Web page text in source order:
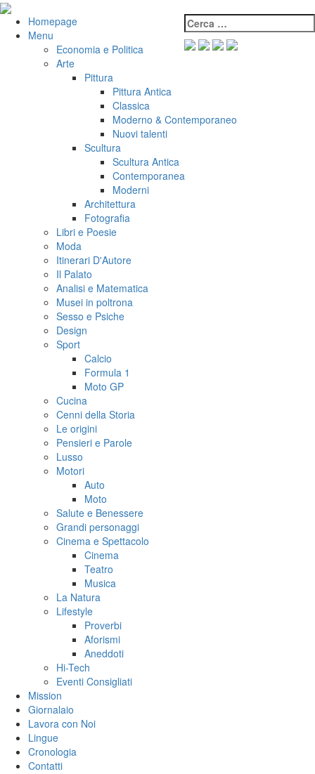
Salta
contenuto
VeniVidiVici Cerca:
Homepage
Menu
Economia e Politica
Arte
Pittura
Pittura Antica
Classica
Moderno & Contemporaneo
Nuovi talenti
Scultura
Scultura Antica
Contemporanea
Moderni
Architettura
Fotografia
Libri e Poesie
Moda
Itinerari D'Autore
Il Palato
Analisi e Matematica
Musei in poltrona
Sesso e Psiche
Design
Sport
Calcio
Formula 1
Moto GP
Cucina
Cenni della Storia
Le origini
Pensieri e Parole
Lusso
Motori
Auto
Moto
Salute e Benessere
Grandi personaggi
Cinema e Spettacolo
Cinema
Teatro
Musica
La Natura
Lifestyle
Proverbi
Aforismi
Aneddoti
Hi-Tech
Eventi Consigliati
Mission
Giornalaio
Lavora con Noi
Lingue
Cronologia
Contatti